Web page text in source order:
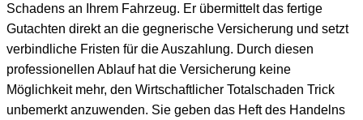
Schadens an Ihrem Fahrzeug. Er übermittelt das fertige
Gutachten direkt an die gegnerische Versicherung und setzt
verbindliche Fristen für die Auszahlung. Durch diesen
professionellen Ablauf hat die Versicherung keine
Möglichkeit mehr, den Wirtschaftlicher Totalschaden Trick
unbemerkt anzuwenden. Sie geben das Heft des Handelns